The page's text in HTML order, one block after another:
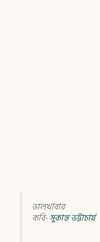
ভালখাবার
কবি-সুকান্ত ভট্টাচার্য